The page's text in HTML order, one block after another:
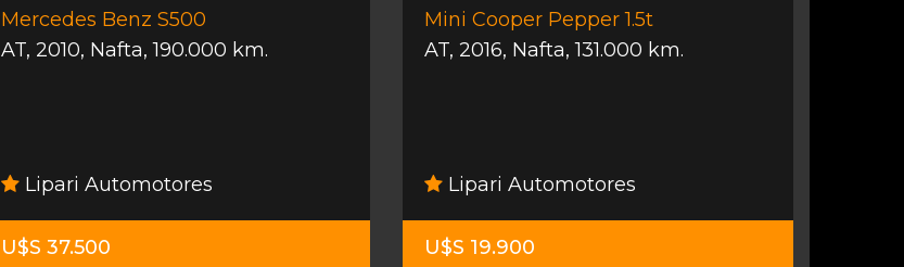
Mercedes Benz S500
AT, 2010, Nafta,190.000 km.
Lipari Automotores
U$S 37.500
Mini Cooper Pepper 1.5t
AT, 2016, Nafta,131.000 km.
Lipari Automotores
U$S 19.900